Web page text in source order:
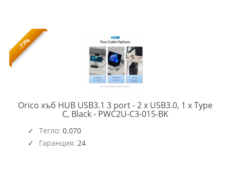
-77%
Orico хъб HUB USB3.1 3 port - 2 x USB3.0, 1 x Type
C, Black - PWC2U-C3-015-BKPWC2U-
Тегло: 0.070
Гаранция: 24